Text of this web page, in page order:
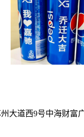
大道西9号中海财